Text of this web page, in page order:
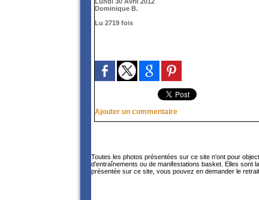
Dominique B.
Lu 2719 fois
Ajouter un commentaire
Toutes les photos présentées sur ce site n'ont pour
d'entraînements ou de manifestations basket. Elles sont
présentée sur ce site, vous pouvez en demander le